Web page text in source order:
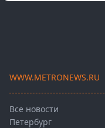
WWW.METRONEWS.RU
Все новости
Петербург